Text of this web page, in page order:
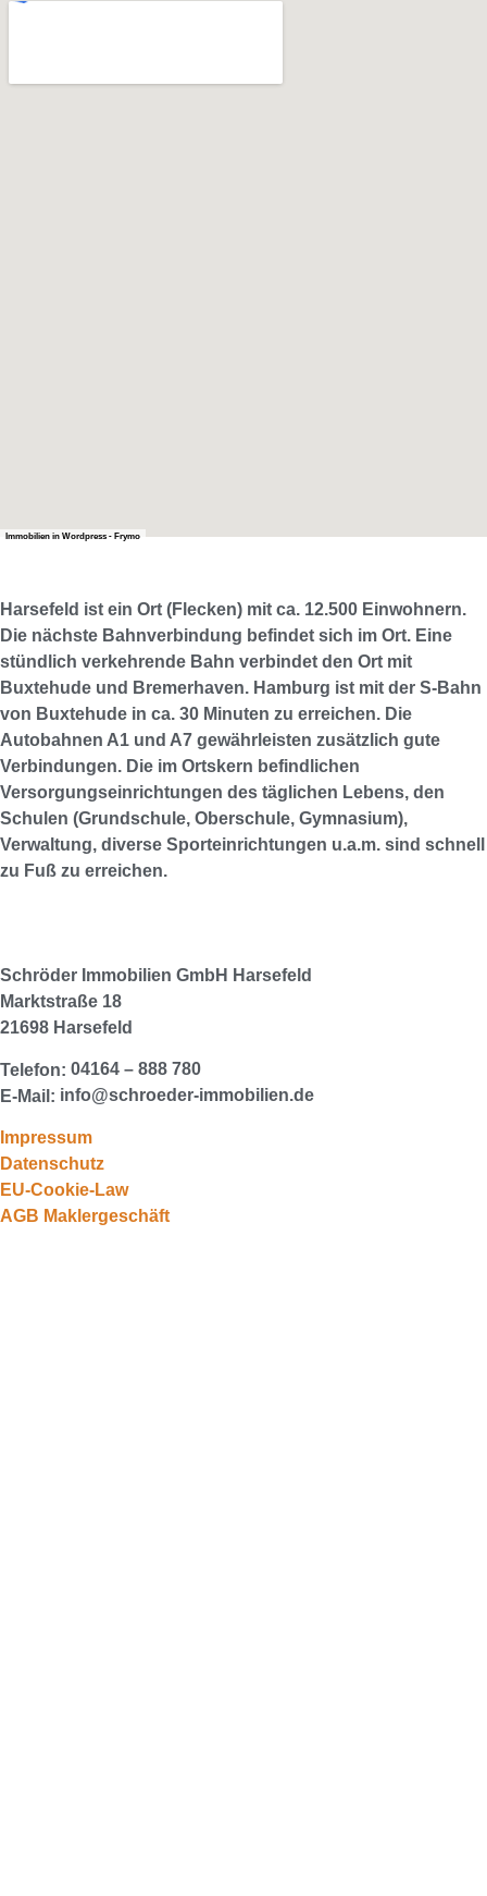
Immobilien in Wordpress - Frymo
Harsefeld ist ein Ort (Flecken) mit ca. 12.500 Einwohnern.
Die nächste Bahnverbindung befindet sich im Ort. Eine
stündlich verkehrende Bahn verbindet den Ort mit
Buxtehude und Bremerhaven. Hamburg ist mit der S-Bahn
von Buxtehude in ca. 30 Minuten zu erreichen. Die
Autobahnen A1 und A7 gewährleisten zusätzlich gute
Verbindungen. Die im Ortskern befindlichen
Versorgungseinrichtungen des täglichen Lebens, den
Schulen (Grundschule, Oberschule, Gymnasium),
Verwaltung, diverse Sporteinrichtungen u.a.m. sind schnell
zu Fuß zu erreichen.
Schröder Immobilien GmbH Harsefeld
Marktstraße 18
21698 Harsefeld
Telefon: 04164 – 888 780
E-Mail: info@schroeder-immobilien.de
Impressum
Datenschutz
EU-Cookie-Law
AGB Maklergeschäft